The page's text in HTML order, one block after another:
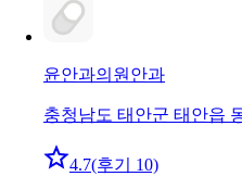
윤안과의원 안과
충청남도 태안군 태안읍
4.7(후기 10)